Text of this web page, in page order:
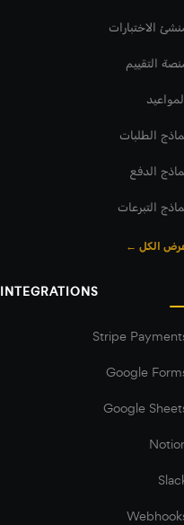
الاختبارات
التقييم
الطلبات
الدفع
التبرعات
الكل ←
INTEGRATIONS
Stripe
Google
Google